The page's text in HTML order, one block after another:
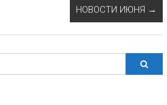
НОВОСТИ ИЮНЯ →